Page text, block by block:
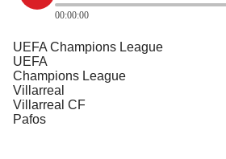
00:00:00
UEFA Champions League
UEFA
Champions League
Villarreal
Villarreal CF
Pafos